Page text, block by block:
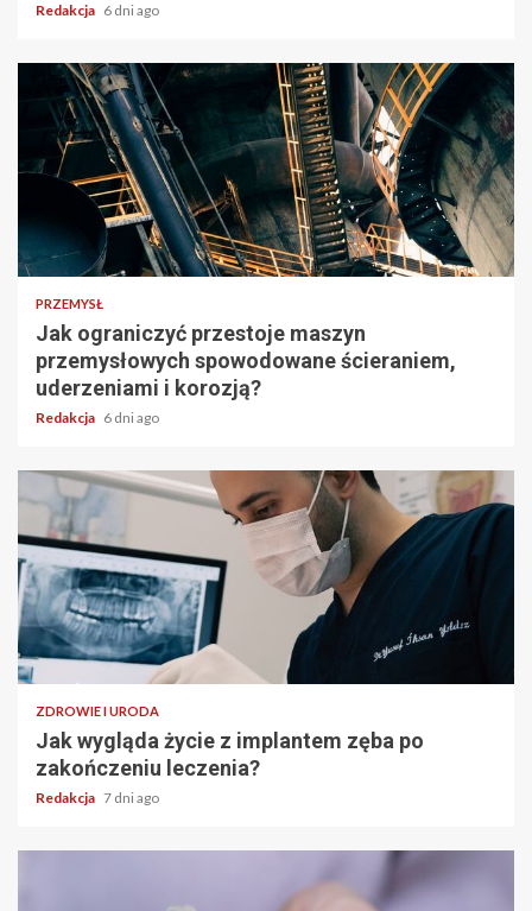
Redakcja 6 dni ago
PRZEMYSŁ
Jak ograniczyć przestoje maszyn
przemysłowych spowodowane ścieraniem,
uderzeniami i korozją?
Redakcja 6 dni ago
ZDROWIE I URODA
Jak wygląda życie z implantem zęba po
zakończeniu leczenia?
Redakcja 7 dni ago